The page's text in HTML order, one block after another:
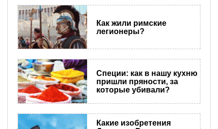
Как жили римские
легионеры?
Специи: как в нашу кухню
пришли пряности, за
которые убивали?
Какие изобретения